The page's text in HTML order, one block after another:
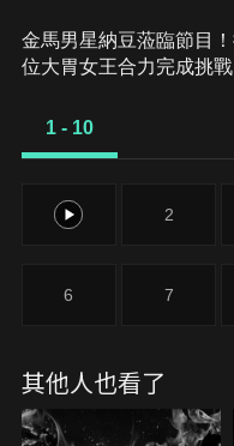
金馬男星納豆蒞臨節目
位大胃女王合力完成挑
1 - 10
1 2
6 7
其他人也看了